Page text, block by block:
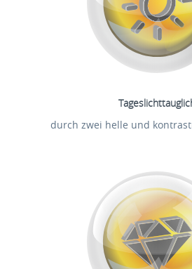
durch zwei helle und